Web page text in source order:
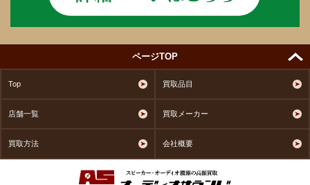
ページTOP
Top 買取品目
店舗一覧 買取メーカー
買取方法 会社概要